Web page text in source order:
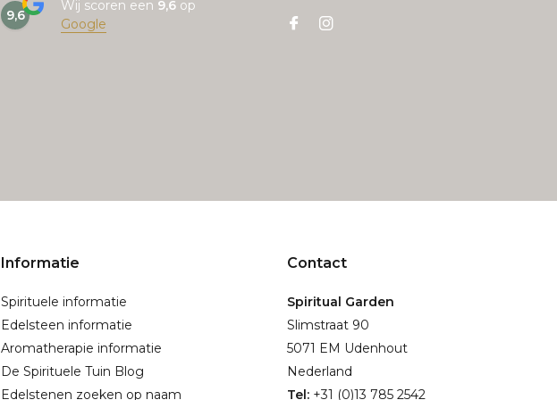
9,6
Wij scoren een 9,6 op
Google
Informatie
Spirituele informatie
Edelsteen informatie
Aromatherapie informatie
De Spirituele Tuin Blog
Edelstenen zoeken op naam
Contact
Spiritual Garden
Slimstraat 90
5071 EM Udenhout
Nederland
Tel: +31 (0)13 785 2542